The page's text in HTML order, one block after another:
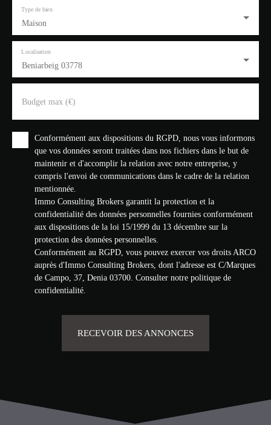
Maison
Type de bien
Beniarbeig 03778
Localisation
Budget max (€)
Conformément aux dispositions du RGPD, nous vous informons
que vos données seront traitées dans nos fichiers dans le but de
maintenir et d'accomplir la relation avec notre entreprise, y
compris l'envoi de communications dans le cadre de la relation
mentionnée.
Immo Consulting Brokers garantit la protection et la
confidentialité des données personnelles fournies conformément
aux dispositions de la loi 15/1999 du 13 décembre sur la
protection des données personnelles.
Conformément au RGPD, vous pouvez exercer vos droits ARCO
auprès d'Immo Consulting Brokers, dont l'adresse est C/Marques
de Campo, 37, Denia 03700. Consulter notre politique de
confidentialité.
RECEVOIR DES ANNONCES